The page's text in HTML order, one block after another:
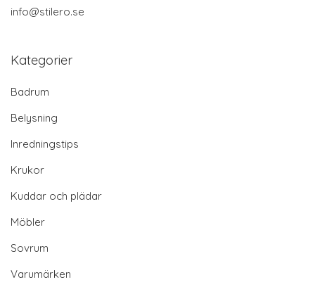
info@stilero.se
Kategorier
Badrum
Belysning
Inredningstips
Krukor
Kuddar och plädar
Möbler
Sovrum
Varumärken